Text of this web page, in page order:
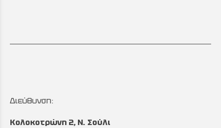
Διεύθυνση:
Κολοκοτρώνη 2, Ν. Σούλι